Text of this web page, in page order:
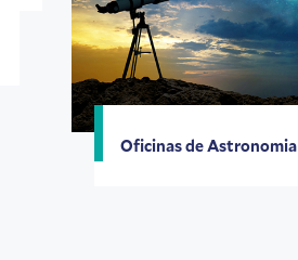
Oficinas de Astronomia